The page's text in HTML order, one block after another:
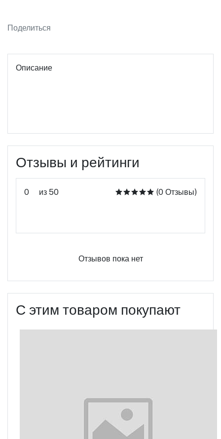
Поделиться
Описание
Отзывы и рейтинги
0 из 50 (0 Отзывы)
Отзывов пока нет
С этим товаром покупают